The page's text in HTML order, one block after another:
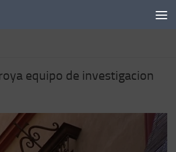
equipo de investigacion